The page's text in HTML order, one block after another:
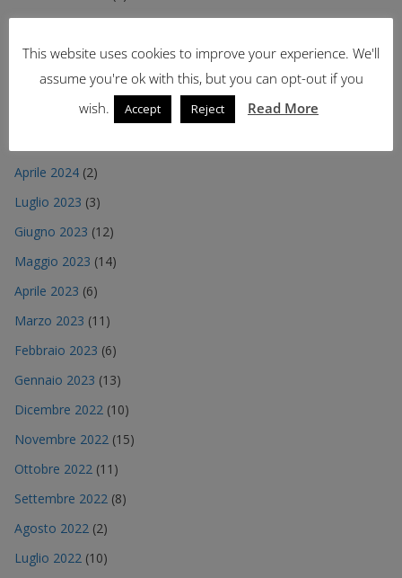
Agosto 2024(1)
Luglio 2024(1)
Giugno 2024(5)
Aprile 2024 (2)
Luglio 2023 (3)
Giugno 2023 (12)
Maggio 2023 (14)
Aprile 2023 (6)
Marzo 2023 (11)
Febbraio 2023 (6)
Gennaio 2023 (13)
Dicembre 2022 (10)
Novembre 2022 (15)
Ottobre 2022 (11)
Settembre 2022 (8)
Agosto 2022 (2)
Luglio 2022 (10)
This website uses cookies to improve your experience. We'll
assume you're ok with this, but you can opt-out if you
wish.
Accept Reject Read More